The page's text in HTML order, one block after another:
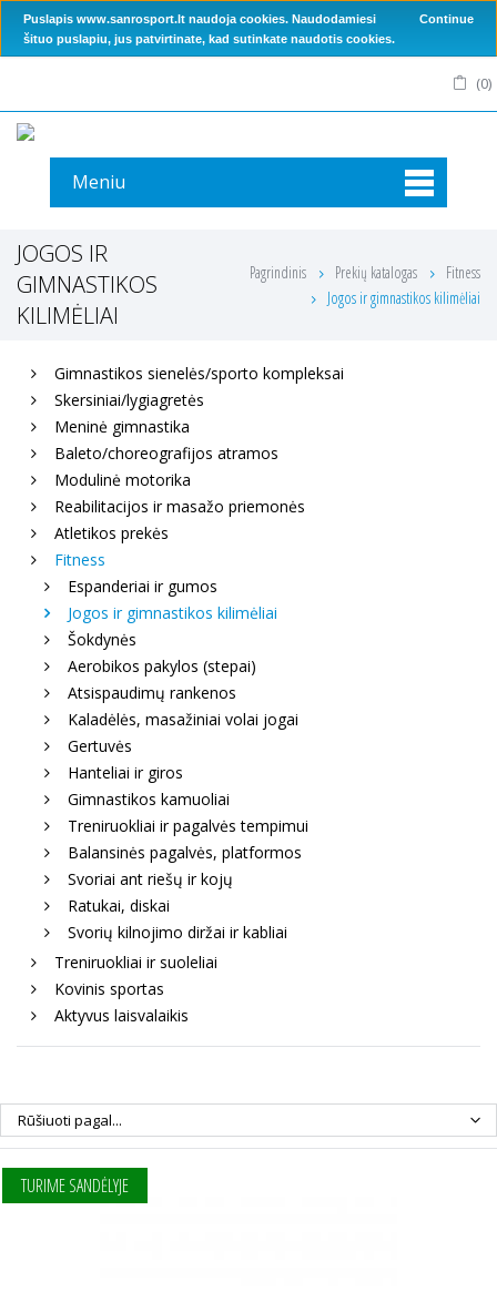
Puslapis www.sanrosport.lt naudoja cookies. Naudodamiesi
šituo puslapiu, jus patvirtinate, kad sutinkate naudotis cookies.
Continue
(0)
Meniu
JOGOS IR
GIMNASTIKOS
KILIMĖLIAI
Pagrindinis Prekių katalogas
Fitness
Jogos ir gimnastikos kilimėliai
Gimnastikos sienelės/sporto kompleksai
Skersiniai/lygiagretės
Meninė gimnastika
Baleto/choreografijos atramos
Modulinė motorika
Reabilitacijos ir masažo priemonės
Atletikos prekės
Fitness
Espanderiai ir gumos
Jogos ir gimnastikos kilimėliai
Šokdynės
Aerobikos pakylos (stepai)
Atsispaudimų rankenos
Kaladėlės, masažiniai volai jogai
Gertuvės
Hanteliai ir giros
Gimnastikos kamuoliai
Treniruokliai ir pagalvės tempimui
Balansinės pagalvės, platformos
Svoriai ant riešų ir kojų
Ratukai, diskai
Svorių kilnojimo diržai ir kabliai
Treniruokliai ir suoleliai
Kovinis sportas
Aktyvus laisvalaikis
Rūšiuoti pagal...
TURIME SANDĖLYJE